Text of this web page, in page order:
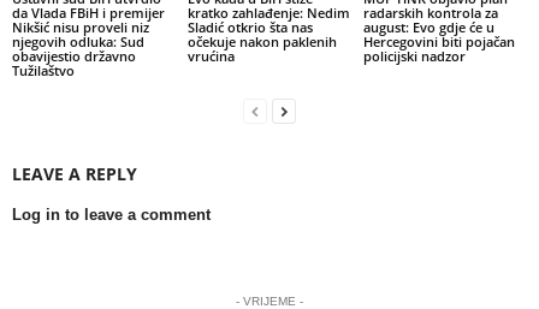
da Vlada FBiH i premijer
Nikšić nisu proveli niz
njegovih odluka: Sud
obavijestio državno
Tužilaštvo
kratko zahlađenje: Nedim
Sladić otkrio šta nas
očekuje nakon paklenih
vrućina
radarskih kontrola za
august: Evo gdje će u
Hercegovini biti pojačan
policijski nadzor
LEAVE A REPLY
Log in to leave a comment
- VRIJEME -